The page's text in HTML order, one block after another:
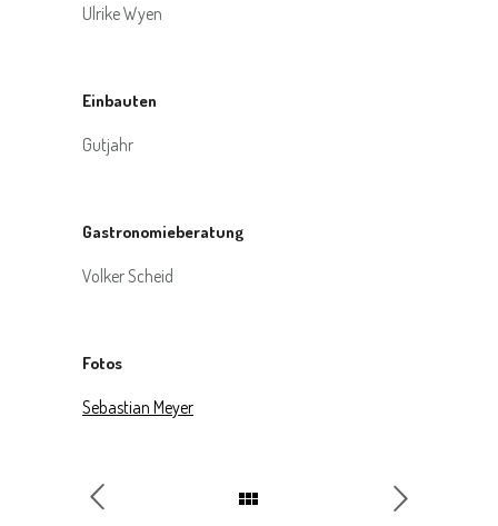
Ulrike Wyen
Einbauten
Gutjahr
Gastronomieberatung
Volker Scheid
Fotos
Sebastian Meyer